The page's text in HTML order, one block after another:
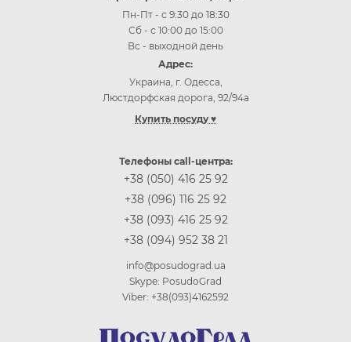
Пн-Пт - с 9:30 до 18:30
Сб - с 10:00 до 15:00
Вс - выходной день
Адрес:
Украина, г. Одесса,
Люстдорфская дорога, 92/94а
Купить посуду ♥
Купить посуду Днепр (Днепропетровск)
Купить посуду Житомир
Купить посуду Запорожье
Купить посуду Ивано-Франковск
Купить посуду Луцк
Купить посуду Львов
Купить посуду Полтава
Телефоны call-центра:
+38 (050) 416 25 92
+38 (096) 116 25 92
+38 (093) 416 25 92
+38 (094) 952 38 21
info@posudograd.ua
Skype: PosudoGrad
Viber: +38(093)4162592